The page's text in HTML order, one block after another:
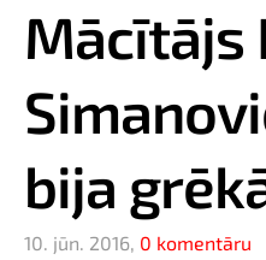
Mācītājs
bija
10. jūn. 2016, 0 komentāru